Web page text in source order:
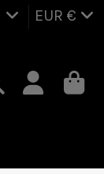
EUR €